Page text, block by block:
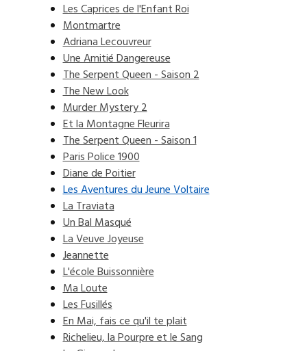
Les Caprices de l'Enfant Roi
Montmartre
Adriana Lecouvreur
Une Amitié Dangereuse
The Serpent Queen - Saison 2
The New Look
Murder Mystery 2
Et la Montagne Fleurira
The Serpent Queen - Saison 1
Paris Police 1900
Diane de Poitier
Les Aventures du Jeune Voltaire
La Traviata
Un Bal Masqué
La Veuve Joyeuse
Jeannette
L'école Buissonnière
Ma Loute
Les Fusillés
En Mai, fais ce qu'il te plait
Richelieu, la Pourpre et le Sang